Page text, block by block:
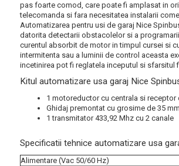
pas foarte comod, care poate fi amplasat in
telecomanda si fara necesitatea instalarii
Automatizarea pentru usi de garaj Nice
datorita detectarii obstacolelor si a
curentul absorbit de motor in timpul cursei si
intermitenta sau a luminii de control aceasta
incetinirea pot fi reglatela inceputul si sfarsitul
Kitul automatizare usa garaj Nice
1 motoreductor cu centrala si receptor
Ghidaj premontat cu grosime de 35
1 transmitator 433,92 Mhz cu 2 canale
Specificatii tehnice automatizare usa
Alimentare (Vac 50/60 Hz)